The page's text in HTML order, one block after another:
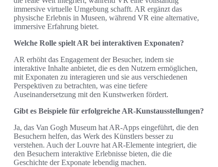
immersive virtuelle Umgebung schafft. AR ergänzt das
physische Erlebnis in Museen, während VR eine alternative,
immersive Erfahrung bietet.
Welche Rolle spielt AR bei interaktiven Exponaten?
AR erhöht das Engagement der Besucher, indem sie
interaktive Inhalte anbietet, die es den Nutzern ermöglichen,
mit Exponaten zu interagieren und sie aus verschiedenen
Perspektiven zu betrachten, was eine tiefere
Auseinandersetzung mit den Kunstwerken fördert.
Gibt es Beispiele für erfolgreiche AR-Kunstausstellungen?
Ja, das Van Gogh Museum hat AR-Apps eingeführt, die den
Besuchern helfen, das Werk des Künstlers besser zu
verstehen. Auch der Louvre hat AR-Elemente integriert, die
den Besuchern interaktive Erlebnisse bieten, die die
Geschichte der Exponate lebendig machen.